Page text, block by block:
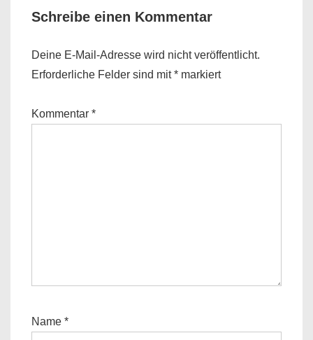
Schreibe einen Kommentar
Deine E-Mail-Adresse wird nicht veröffentlicht.
Erforderliche Felder sind mit* markiert
Kommentar *
Name *